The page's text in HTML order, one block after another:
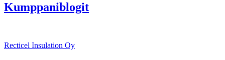
Kumppaniblogit
Recticel Insulation Oy